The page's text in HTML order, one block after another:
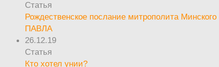
Статья
Рождественское послание митрополита Минского
ПАВЛА
26.12.19
Статья
Кто хотел унии?